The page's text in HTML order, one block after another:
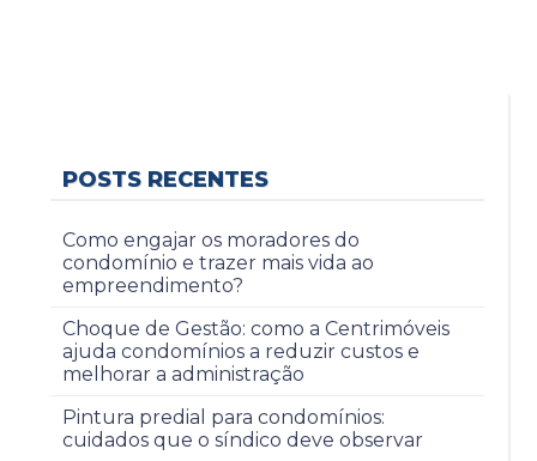
POSTS RECENTES
Como engajar os moradores do
condomínio e trazer mais vida ao
empreendimento?
Choque de Gestão: como a Centrimóveis
ajuda condomínios a reduzir custos e
melhorar a administração
Pintura predial para condomínios:
cuidados que o síndico deve observar